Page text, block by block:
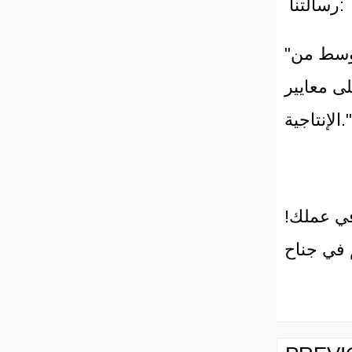
"نهدف إلى تمكين الصناعات الغذائية في أفريقيا والشرق الأوسط من
معايير
عملك!